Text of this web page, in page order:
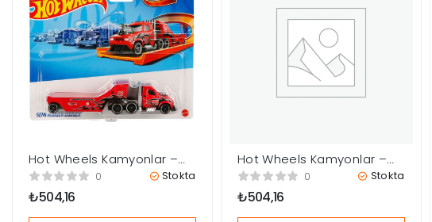
Hot Wheels Kamyonlar –
Semi Rodger Dodger
BMF60
0 Stokta
₺504,16
Hot Wheels Kamyonlar –
Turbo Beast BMF60
0 Stokta
₺504,16